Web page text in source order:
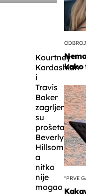
Kourtney
Kardashian
i
Travis
Baker
zagrljeni
su
prošetali
Beverly
Hillsom,
a
nitko
nije
mogao
kako
"PRVE